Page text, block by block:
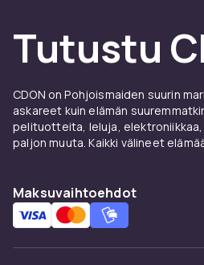
Tutustu
CDON on Pohjoismaiden suurin
askareet kuin elämän
pelituotteita, leluja,
paljon muuta. Kaikki välineet
Maksuvaihtoehdot